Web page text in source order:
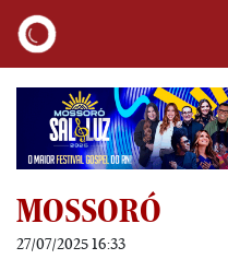
MOSSORÓ
27/07/2025 16:33